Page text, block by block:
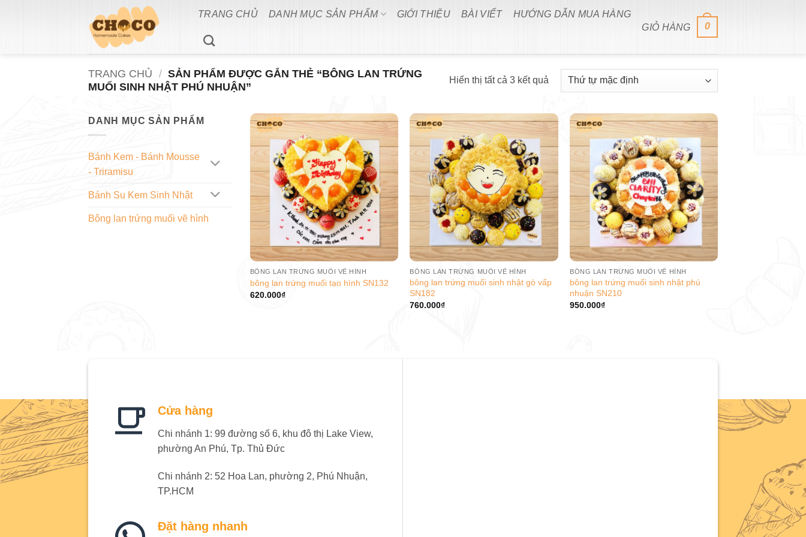
TRANG CHỦ DANH MỤC SẢN PHẨM GIỚI THIỆU BÀI VIẾT
HƯỚNG DẪN MUA HÀNG
GIỎ HÀNG
0
TRANG CHỦ / SẢN PHẨM ĐƯỢC GẮN THẺ “BÔNG LAN TRỨNG
MUỐI SINH NHẬT PHÚ NHUẬN”
Hiển thị tất cả 3 kết quả
DANH MỤC SẢN PHẨM
Bánh Kem - Bánh Mousse
- Triramisu
Bánh Su Kem Sinh Nhật
Bông lan trứng muối vẽ hình
BÔNG LAN TRỨNG MUỐI VẼ HÌNH
bông lan trứng muối tạo hình SN132
620.000₫
BÔNG LAN TRỨNG MUỐI VẼ HÌNH
bông lan trứng muối sinh nhật gò vấp
SN182
760.000₫
BÔNG LAN TRỨNG MUỐI VẼ HÌNH
bông lan trứng muối sinh nhật phú
nhuận SN210
950.000₫
Cửa hàng
Chi nhánh 1: 99 đường số 6, khu đô thị Lake View,
phường An Phú, Tp. Thủ Đức
Chi nhánh 2: 52 Hoa Lan, phường 2, Phú Nhuận,
TP.HCM
Đặt hàng nhanh